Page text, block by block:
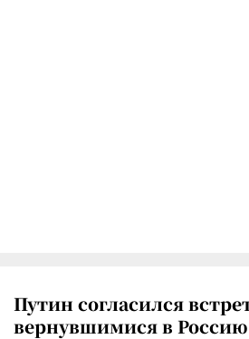
Путин согласился
вернувшимися в